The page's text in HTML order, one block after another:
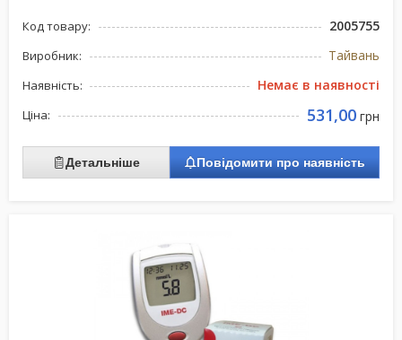
Код товару: 2005755
Виробник: Тайвань
Наявність: Немає в наявності
Ціна: 531,00 грн
Детальніше Повідомити про наявність